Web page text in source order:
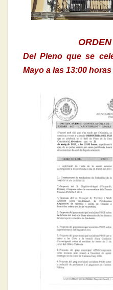
Del Pleno que se
Mayo a las 13:00